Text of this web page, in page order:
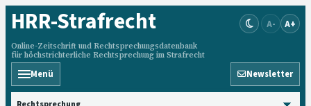
HRR-Strafrecht
Online-Zeitschrift und Rechtsprechungsdatenbank
für höchstrichterliche Rechtsprechung im Strafrecht
A- A+
Menü Newsletter
HRRS durchsuchen